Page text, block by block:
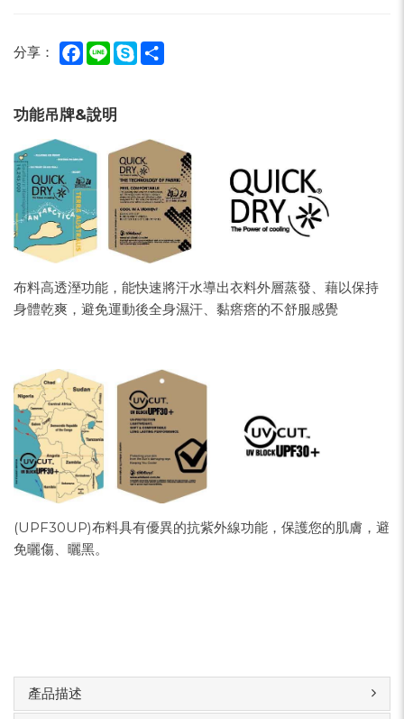
分享： Facebook
Line Skype
功能吊牌&說明
布料高透溼功能，能快速將汗水導出衣料外層蒸發、藉以保持
身體乾爽，避免運動後全身濕汗、黏瘩瘩的不舒服感覺
(UPF30UP)布料具有優異的抗紫外線功能，保護您的肌膚，避
免曬傷、曬黑。
產品描述